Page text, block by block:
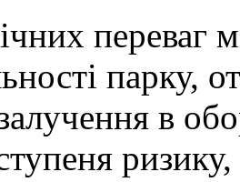
переваг
парку,
в
ризику,